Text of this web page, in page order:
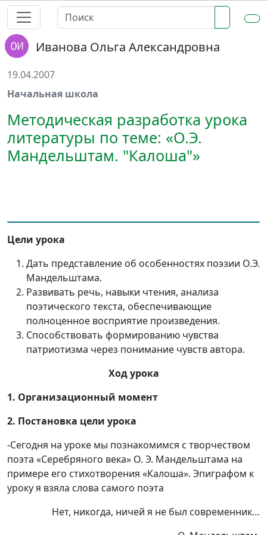
Иванова Ольга Александровна
19.04.2007
Начальная школа
Методическая разработка урока
литературы по теме: «О.Э.
Мандельштам. "Калоша"»
Цели урока
Дать представление об особенностях поэзии О.Э.
Мандельштама.
Развивать речь, навыки чтения, анализа
поэтического текста, обеспечивающие
полноценное восприятие произведения.
Способствовать формированию чувства
патриотизма через понимание чувств автора.
Ход урока
1. Организационный момент
2. Постановка цели урока
-Сегодня на уроке мы познакомимся с творчеством
поэта «Серебряного века» О. Э. Мандельштама на
примере его стихотворения «Калоша». Эпиграфом к
уроку я взяла слова самого поэта
Нет, никогда, ничей я не был современник…